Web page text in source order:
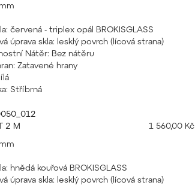
červená - triplex opál BROKISGLASS
úprava skla: lesklý povrch (lícová strana)
Nátěr: Bez nátěru
Zatavené hrany
Stříbrná
2 M
1 560,00 Kč
hnědá kouřová BROKISGLASS
úprava skla: lesklý povrch (lícová strana)